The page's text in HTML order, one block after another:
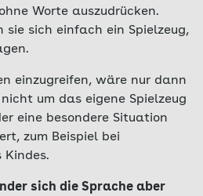
Worte auszudrücken.
sie sich einfach ein Spielzeug,
einzugreifen, wäre nur dann
um das eigene Spielzeug
eine besondere Situation
zum Beispiel bei
Kindes.
sich die Sprache aber